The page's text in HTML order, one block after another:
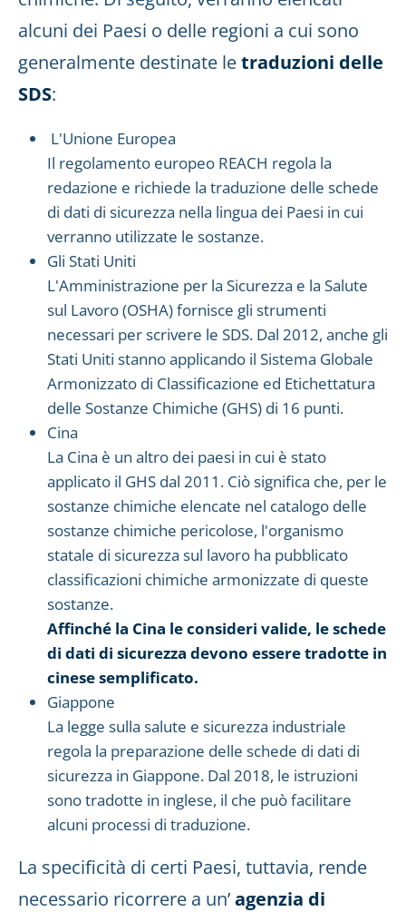
alcuni dei Paesi o delle regioni a cui sono
generalmente destinate letraduzioni delle
SDS:
L'Unione Europea
Il regolamento europeo REACH regola la
redazione e richiede la traduzione delle schede
di dati di sicurezza nella lingua dei Paesi in cui
verranno utilizzate le sostanze.
Gli Stati Uniti
L'Amministrazione per la Sicurezza e la Salute
sul Lavoro (OSHA) fornisce gli strumenti
necessari per scrivere le SDS. Dal 2012, anche gli
Stati Uniti stanno applicando il Sistema Globale
Armonizzato di Classificazione ed Etichettatura
delle Sostanze Chimiche (GHS) di 16 punti.
Cina
La Cina è un altro dei paesi in cui è stato
applicato il GHS dal 2011. Ciò significa che, per le
sostanze chimiche elencate nel catalogo delle
sostanze chimiche pericolose, l'organismo
statale di sicurezza sul lavoro ha pubblicato
classificazioni chimiche armonizzate di queste
sostanze.
Affinché la Cina le consideri valide, le schede
di dati di sicurezza devono essere tradotte in
cinese semplificato.
Giappone
La legge sulla salute e sicurezza industriale
regola la preparazione delle schede di dati di
sicurezza in Giappone. Dal 2018, le istruzioni
sono tradotte in inglese, il che può facilitare
alcuni processi di traduzione.
La specificità di certi Paesi, tuttavia, rende
necessario ricorrere a un’agenzia di